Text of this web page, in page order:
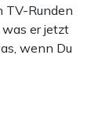
TV-Runden
was er jetzt
wenn Du